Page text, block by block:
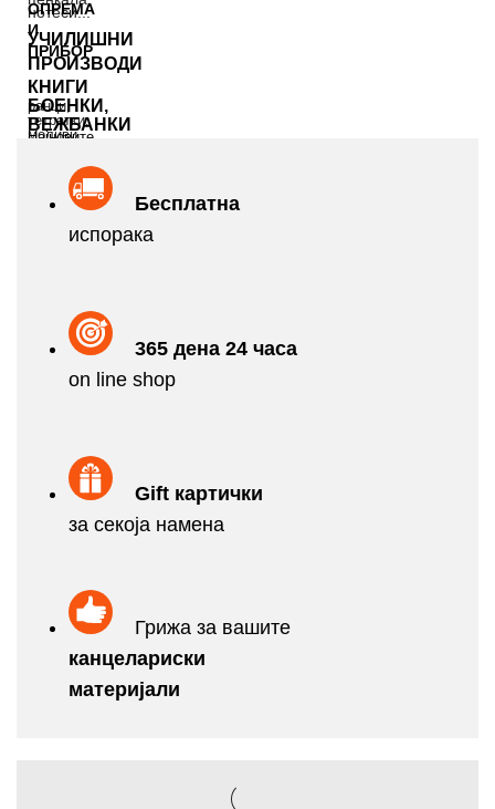
нотеси...
ОПРЕМА
И
ПРИБОР
УЧИЛИШНИ
ПРОИЗВОДИ
ранци,
тетратки,
моливи,
КНИГИ
БОЕНКИ,
ВЕЖБАНКИ
Најновите
Принтери
Кертриџи
Бесплатна
испорака
365 дена 24 часа
on line shop
Gift картички
за секоја намена
Грижа за вашите
канцелариски
матeријали